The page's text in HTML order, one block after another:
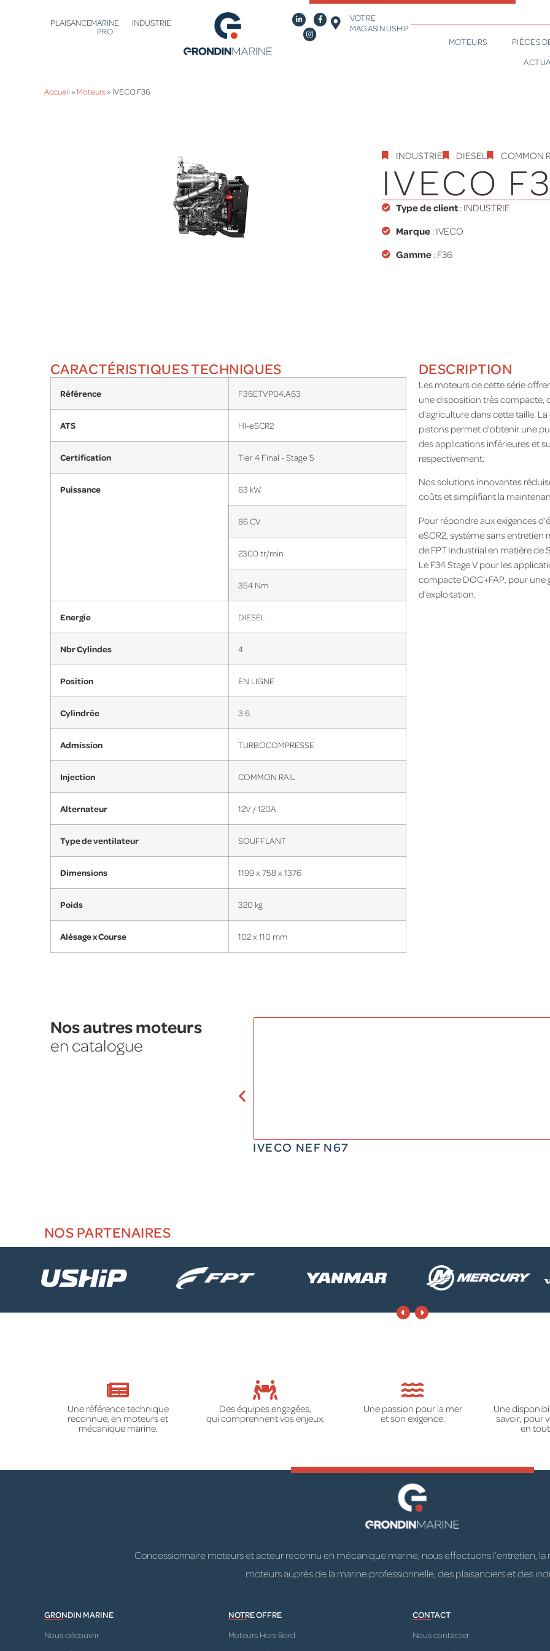
PLAISANCEMARINE
PRO
INDUSTRIE
VOTRE
MAGASIN USHIP
MOTEURS
PIÈCES
Accueil» Moteurs» IVECO F36
INDUSTRIE DIESEL COMMON
IVECO
Type de client : INDUSTRIE
Marque: IVECO
Gamme: F36
CARACTÉRISTIQUES TECHNIQUES
Référence F36ETVP04.A63
ATS HI-eSCR2
Certification Tier 4 Final - Stage 5
Puissance 63 kW
86 CV
2300 tr/min
354 Nm
Energie DIESEL
Nbr Cylindes 4
Position EN LIGNE
Cylindrée 3.6
Admission TURBOCOMPRESSE
Injection COMMON RAIL
Alternateur 12V / 120A
Type de ventilateur SOUFFLANT
Dimensions 1199 x 758 x 1376
Poids 320 kg
Alésage x Course 102 x 110 mm
DESCRIPTION
Les moteurs de cette série
une disposition très compacte,
d’agriculture dans cette taille.
pistons permet d’obtenir une
des applications inférieures et
respectivement.
Nos solutions innovantes
coûts et simplifiant la
Pour répondre aux exigences
eSCR2, système sans
de FPT Industrial en matière de
Le F34 Stage V pour les
compacte DOC+FAP, pour une
d’exploitation.
Nos autres moteurs
en catalogue
IVECO NEF N67
NOS PARTENAIRES
Une référence technique
reconnue, en moteurs et
mécanique marine.
Des équipes engagées,
qui comprennent vos enjeux.
Une passion pour la mer
et son exigence.
Une
savoir, pour
en
Concessionnaire moteurs et acteur reconnu en mécanique marine, nous effectuons l’entretien, la
moteurs auprès de la marine professionnelle, des plaisanciers et des
GRONDIN MARINE
Nous découvrir
NOTRE OFFRE
Moteurs Hors Bord
CONTACT
Nous contacter